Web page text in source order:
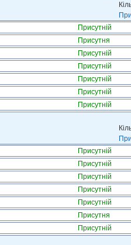
Присутній
Присутня
Присутній
Присутній
Присутній
Присутній
Присутній
Присутній
Присутній
Присутній
Присутній
Присутній
Присутня
Присутній